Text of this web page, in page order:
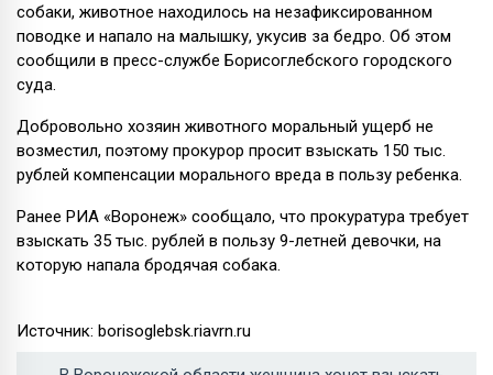
собаки, животное находилось на незафиксированном
поводке и напало на малышку, укусив за бедро. Об этом
сообщили в пресс-службе Борисоглебского городского
суда.
Добровольно хозяин животного моральный ущерб не
возместил, поэтому прокурор просит взыскать 150 тыс.
рублей компенсации морального вреда в пользу ребенка.
Ранее РИА «Воронеж» сообщало, что прокуратура требует
взыскать 35 тыс. рублей в пользу 9-летней девочки, на
которую напала бродячая собака.
Источник: borisoglebsk.riavrn.ru